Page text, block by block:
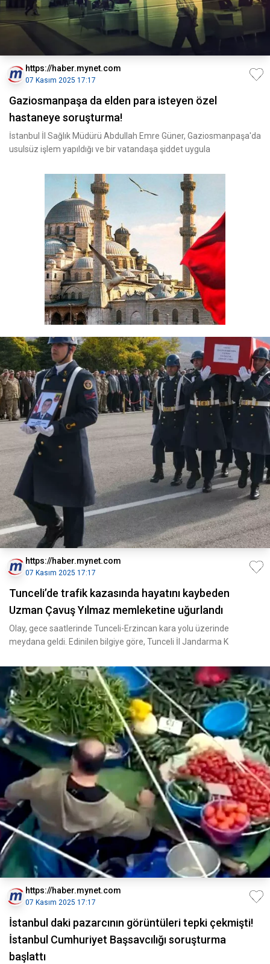
https://haber.mynet.com
07 Kasım 2025 17:17
Gaziosmanpaşa da elden para isteyen özel
hastaneye soruşturma!
İstanbul İl Sağlık Müdürü Abdullah Emre Güner, Gaziosmanpaşa'da
usulsüz işlem yapıldığı ve bir vatandaşa şiddet uygula
https://haber.mynet.com
07 Kasım 2025 17:17
Tunceli’de trafik kazasında hayatını kaybeden
Uzman Çavuş Yılmaz memleketine uğurlandı
Olay, gece saatlerinde Tunceli-Erzincan kara yolu üzerinde
meydana geldi. Edinilen bilgiye göre, Tunceli İl Jandarma K
https://haber.mynet.com
07 Kasım 2025 17:17
İstanbul daki pazarcının görüntüleri tepki çekmişti!
İstanbul Cumhuriyet Başsavcılığı soruşturma
başlattı